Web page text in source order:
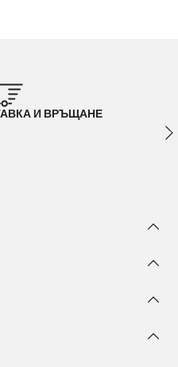
И ВРЪЩАНЕ